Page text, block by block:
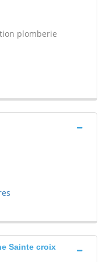
plomberie
Sainte croix